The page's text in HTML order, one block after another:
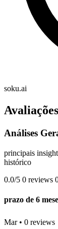
soku.ai
Análises
principais
histórico
0.0/5 0 reviews
prazo de 6
Mar • 0 reviews